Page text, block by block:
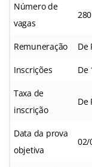
Número de
vagas
Remuneração De
Inscrições De
Taxa de
inscrição
De
Data da prova
objetiva
02/